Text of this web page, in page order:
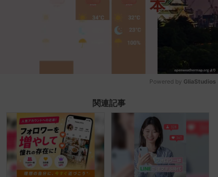
Powered by GliaStudios
関連記事